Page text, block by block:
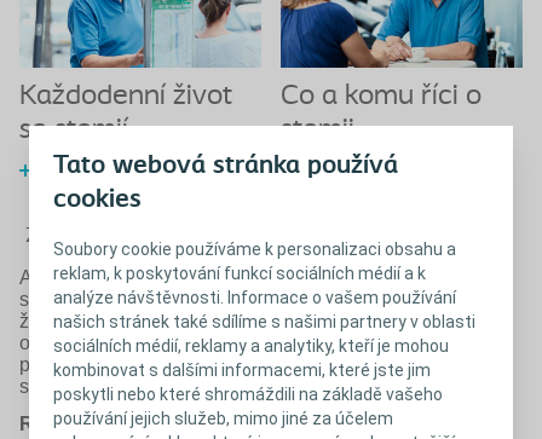
Tato webová stránka používá
cookies
Soubory cookie používáme k personalizaci obsahu a
reklam, k poskytování funkcí sociálních médií a k
analýze návštěvnosti. Informace o vašem používání
našich stránek také sdílíme s našimi partnery v oblasti
sociálních médií, reklamy a analytiky, kteří je mohou
kombinovat s dalšími informacemi, které jste jim
poskytli nebo které shromáždili na základě vašeho
používání jejich služeb, mimo jiné za účelem
Každodenní život
se stomií
Zjistit více
Co a komu říci o
stomii
Zavřít
Ať už budete postupovat jakkoli, je důležité, abyste byli
se svým rozhodnutím spokojeni. Možná budete chtít říci,
že jste podstoupili závažnou operaci kvůli vážnému
onemocnění a nyní nosítestomický sáček. Tím často
předejdete dalším problémům a lidé si uvědomí, že jste
se ke svému stavu postavili čelem.
Rodina a přátelé